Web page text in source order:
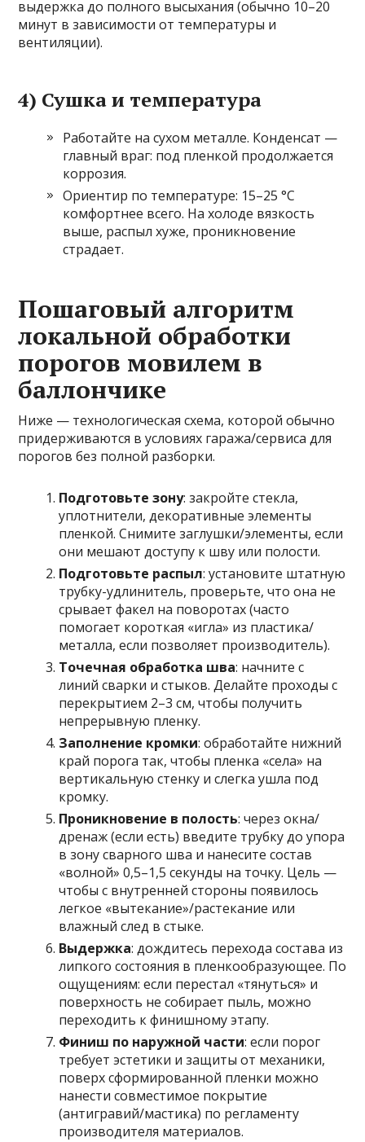
выдержка до полного высыхания (обычно 10–20
минут в зависимости от температуры и
вентиляции).
4) Сушка и температура
Работайте на сухом металле. Конденсат —
главный враг: под пленкой продолжается
коррозия.
Ориентир по температуре: 15–25 °C
комфортнее всего. На холоде вязкость
выше, распыл хуже, проникновение
страдает.
Пошаговый алгоритм
локальной обработки
порогов мовилем в
баллончике
Ниже — технологическая схема, которой обычно
придерживаются в условиях гаража/сервиса для
порогов без полной разборки.
Подготовьте зону: закройте стекла,
уплотнители, декоративные элементы
пленкой. Снимите заглушки/элементы, если
они мешают доступу к шву или полости.
Подготовьте распыл: установите штатную
трубку-удлинитель, проверьте, что она не
срывает факел на поворотах (часто
помогает короткая «игла» из пластика/
металла, если позволяет производитель).
Точечная обработка шва: начните с
линий сварки и стыков. Делайте проходы с
перекрытием 2–3 см, чтобы получить
непрерывную пленку.
Заполнение кромки: обработайте нижний
край порога так, чтобы пленка «села» на
вертикальную стенку и слегка ушла под
кромку.
Проникновение в полость: через окна/
дренаж (если есть) введите трубку до упора
в зону сварного шва и нанесите состав
«волной» 0,5–1,5 секунды на точку. Цель —
чтобы с внутренней стороны появилось
легкое «вытекание»/растекание или
влажный след в стыке.
Выдержка: дождитесь перехода состава из
липкого состояния в пленкообразующее. По
ощущениям: если перестал «тянуться» и
поверхность не собирает пыль, можно
переходить к финишному этапу.
Финиш по наружной части: если порог
требует эстетики и защиты от механики,
поверх сформированной пленки можно
нанести совместимое покрытие
(антигравий/мастика) по регламенту
производителя материалов.